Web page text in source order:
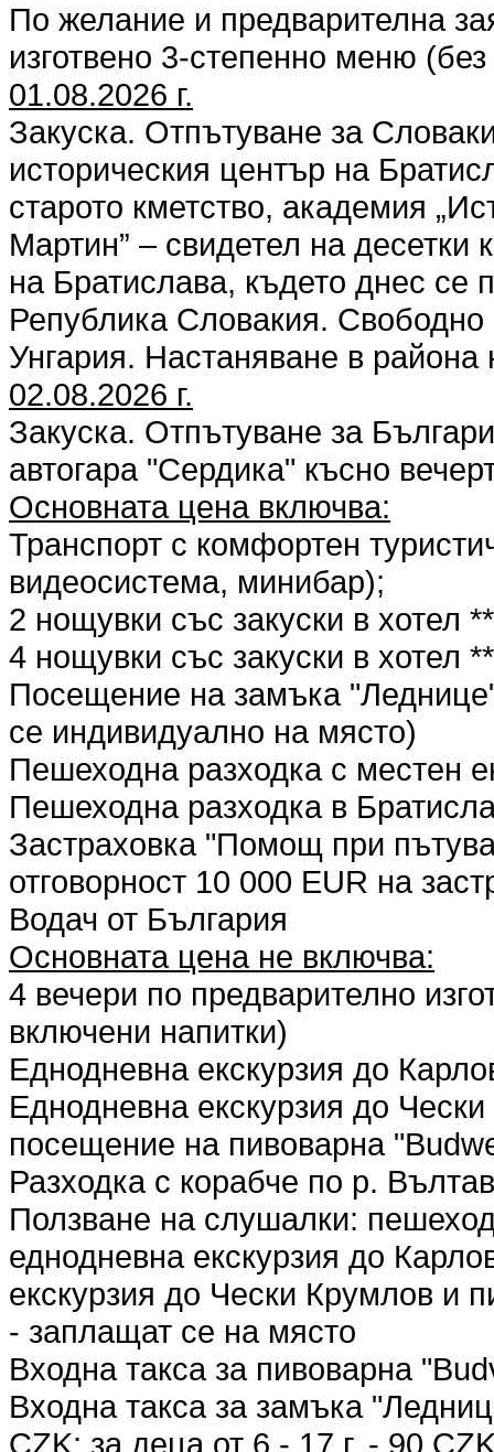
По желание и предварителна
изготвено 3-степенно меню
01.08.2026 г.
Закуска. Отпътуване за
историческия център на
старото кметство, академия
Мартин” – свидетел на
на Братислава, където днес се
Република Словакия.
Унгария. Настаняване в
02.08.2026 г.
Закуска. Отпътуване за
автогара "Сердика" късно
Основната цена включва:
Транспорт с комфортен
видеосистема, минибар);
2 нощувки със закуски в хотел
4 нощувки със закуски в хотел
Посещение на замъка
се индивидуално на място)
Пешеходна разходка с местен
Пешеходна разходка в
Застраховка "Помощ при
отговорност 10 000 EUR на
Водач от България
Основната цена не включва:
4 вечери по предварително
включени напитки)
Еднодневна екскурзия до
Еднодневна екскурзия до
посещение на пивоварна
Разходка с корабче по р.
Ползване на слушалки:
еднодневна екскурзия до
екскурзия до Чески Крумлов и
- заплащат се на място
Входна такса за пивоварна
Входна такса за замъка
CZK; за деца от 6 - 17 г. - 90